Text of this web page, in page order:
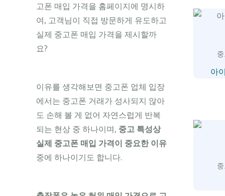
고폰 매입 가격을 홈페이지에 명시하
여, 고객님이 직접 방문하게 유도하고
실제 중고폰 매입 가격을 제시할까
요?
이유를 생각해보면 중고폰 업체 입장
에서는 중고폰 거래가 성사되지 않아
도 손해 볼 게 없어 자연스럽게 반복
되는 현상 중 하나이며, 중고 특성상
실제 중고폰 매입 가격이 중요한 이유
중에 하나이기도 합니다.
아